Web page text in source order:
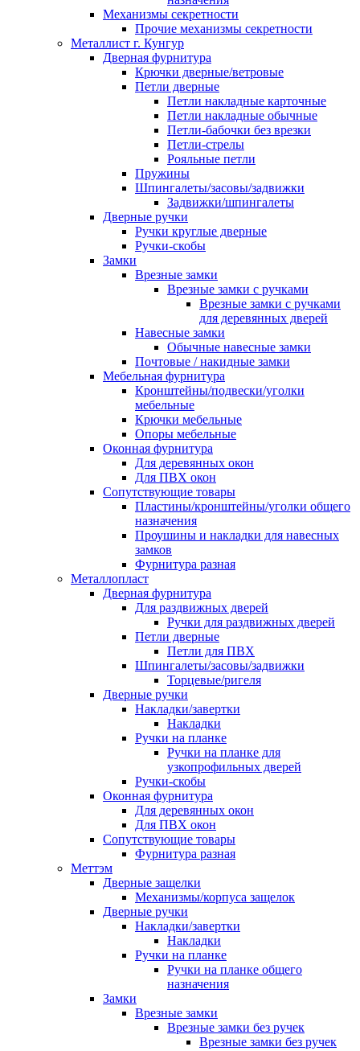
Механизмы секретности
Прочие механизмы секретности
Металлист г. Кунгур
Дверная фурнитура
Крючки дверные/ветровые
Петли дверные
Петли накладные карточные
Петли накладные обычные
Петли-бабочки без врезки
Петли-стрелы
Рояльные петли
Пружины
Шпингалеты/засовы/задвижки
Задвижки/шпингалеты
Дверные ручки
Ручки круглые дверные
Ручки-скобы
Замки
Врезные замки
Врезные замки с ручками
Врезные замки с ручками
для деревянных дверей
Навесные замки
Обычные навесные замки
Почтовые / накидные замки
Мебельная фурнитура
Кронштейны/подвески/уголки
мебельные
Крючки мебельные
Опоры мебельные
Оконная фурнитура
Для деревянных окон
Для ПВХ окон
Сопутствующие товары
Пластины/кронштейны/уголки общего
назначения
Проушины и накладки для навесных
замков
Фурнитура разная
Металлопласт
Дверная фурнитура
Для раздвижных дверей
Ручки для раздвижных дверей
Петли дверные
Петли для ПВХ
Шпингалеты/засовы/задвижки
Торцевые/ригеля
Дверные ручки
Накладки/завертки
Накладки
Ручки на планке
Ручки на планке для
узкопрофильных дверей
Ручки-скобы
Оконная фурнитура
Для деревянных окон
Для ПВХ окон
Сопутствующие товары
Фурнитура разная
Меттэм
Дверные защелки
Механизмы/корпуса защелок
Дверные ручки
Накладки/завертки
Накладки
Ручки на планке
Ручки на планке общего
назначения
Замки
Врезные замки
Врезные замки без ручек
Врезные замки без ручек